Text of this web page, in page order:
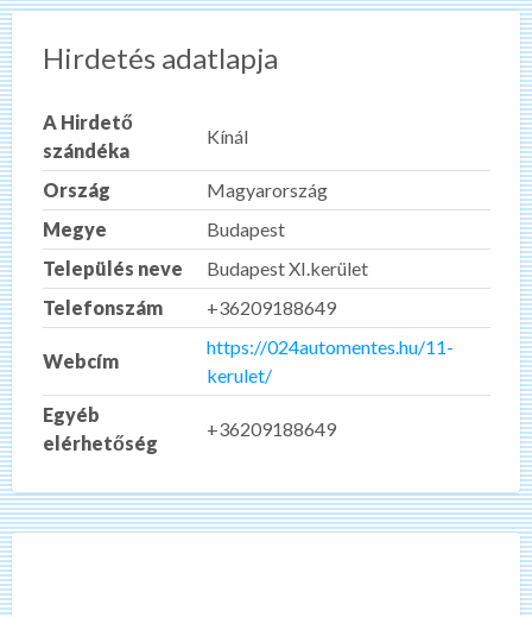
Hirdetés adatlapja
A Hirdető
szándéka
Kínál
Ország
Magyarország
Megye
Budapest
Település neve
Budapest XI.kerület
Telefonszám
+36209188649
Webcím
https://024automentes.hu/11-
kerulet/
Egyéb
elérhetőség
+36209188649